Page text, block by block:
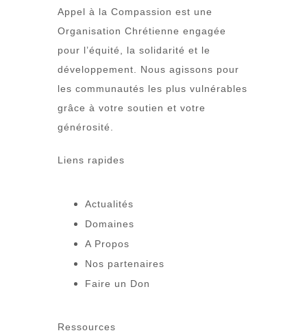
Appel à la Compassion est une
Organisation Chrétienne engagée
pour l’équité, la solidarité et le
développement. Nous agissons pour
les communautés les plus vulnérables
grâce à votre soutien et votre
générosité.
Liens rapides
Actualités
Domaines
A Propos
Nos partenaires
Faire un Don
Ressources